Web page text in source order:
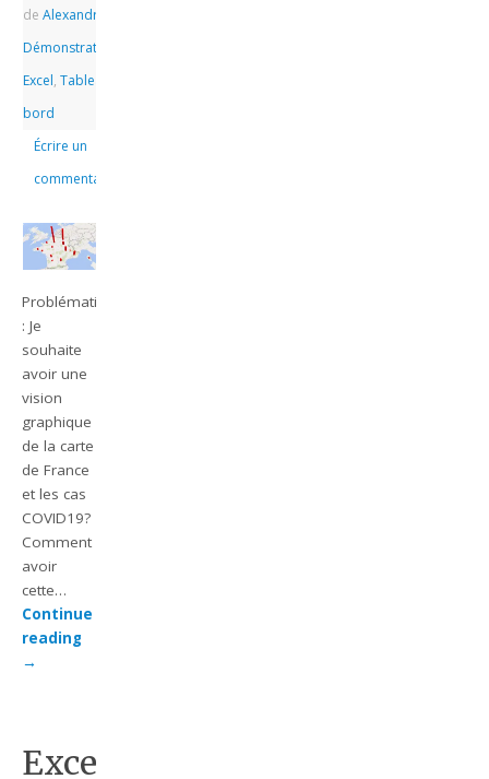
deAlexandre
Démonstrations
Excel,Tableau de
bord
Écrire un
commentaire
Problématique
: Je
souhaite
avoir une
vision
graphique
de la carte
de France
et les cas
COVID19?
Comment
avoir
cette…
Continue
reading
→
Excel